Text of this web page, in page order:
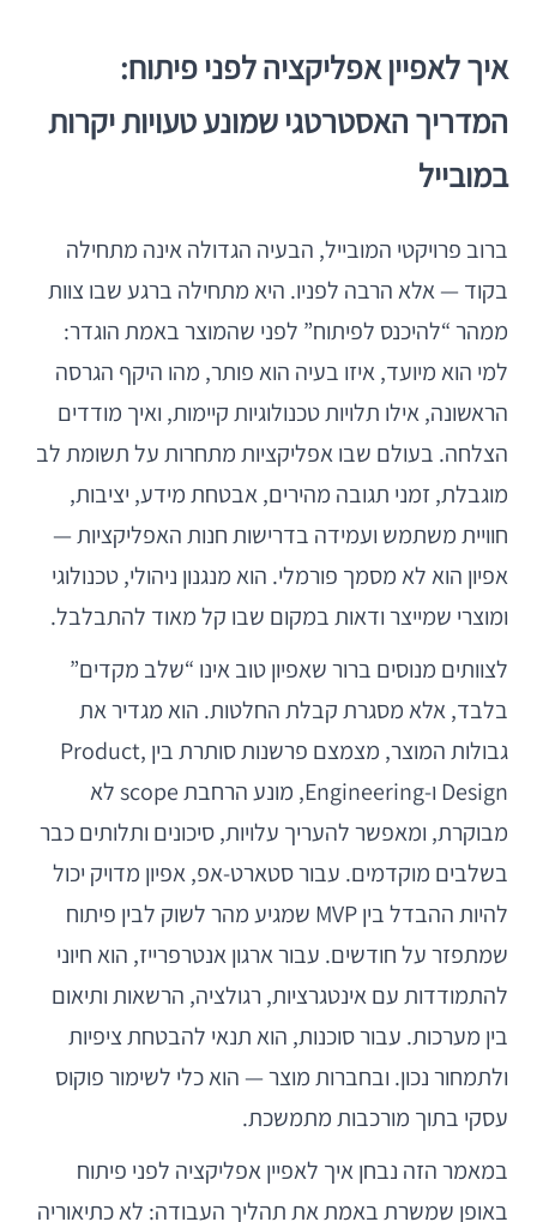
איך לאפיין אפליקציה לפני פיתוח:
המדריך האסטרטגי שמונע טעויות יקרות
במובייל
ברוב פרויקטי המובייל, הבעיה הגדולה אינה מתחילה
בקוד — אלא הרבה לפניו. היא מתחילה ברגע שבו צוות
ממהר “להיכנס לפיתוח” לפני שהמוצר באמת הוגדר:
למי הוא מיועד, איזו בעיה הוא פותר, מהו היקף הגרסה
הראשונה, אילו תלויות טכנולוגיות קיימות, ואיך מודדים
הצלחה. בעולם שבו אפליקציות מתחרות על תשומת לב
מוגבלת, זמני תגובה מהירים, אבטחת מידע, יציבות,
חוויית משתמש ועמידה בדרישות חנות האפליקציות —
אפיון הוא לא מסמך פורמלי. הוא מנגנון ניהולי, טכנולוגי
ומוצרי שמייצר ודאות במקום שבו קל מאוד להתבלבל.
לצוותים מנוסים ברור שאפיון טוב אינו “שלב מקדים”
בלבד, אלא מסגרת קבלת החלטות. הוא מגדיר את
גבולות המוצר, מצמצם פרשנות סותרת בין Product,
Design ו-Engineering, מונע הרחבת scope לא
מבוקרת, ומאפשר להעריך עלויות, סיכונים ותלותים כבר
בשלבים מוקדמים. עבור סטארט-אפ, אפיון מדויק יכול
להיות ההבדל בין MVP שמגיע מהר לשוק לבין פיתוח
שמתפזר על חודשים. עבור ארגון אנטרפרייז, הוא חיוני
להתמודדות עם אינטגרציות, רגולציה, הרשאות ותיאום
בין מערכות. עבור סוכנות, הוא תנאי להבטחת ציפיות
ולתמחור נכון. ובחברות מוצר — הוא כלי לשימור פוקוס
עסקי בתוך מורכבות מתמשכת.
במאמר הזה נבחן איך לאפיין אפליקציה לפני פיתוח
באופן שמשרת באמת את תהליך העבודה: לא כתיאוריה